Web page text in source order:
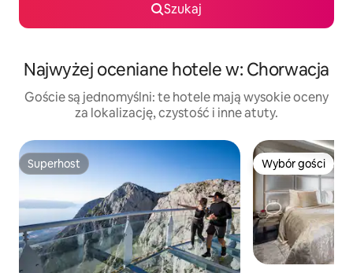
Szukaj
Najwyżej oceniane hotele w: Chorwacja
Goście są jednomyślni: te hotele mają wysokie oceny
za lokalizację, czystość i inne atuty.
Superhost
Superhost Wybór gości
Wybór gości